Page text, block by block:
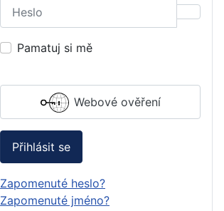
Pamatuj si mě
Webové ověření
Přihlásit se
Zapomenuté heslo?
Zapomenuté jméno?